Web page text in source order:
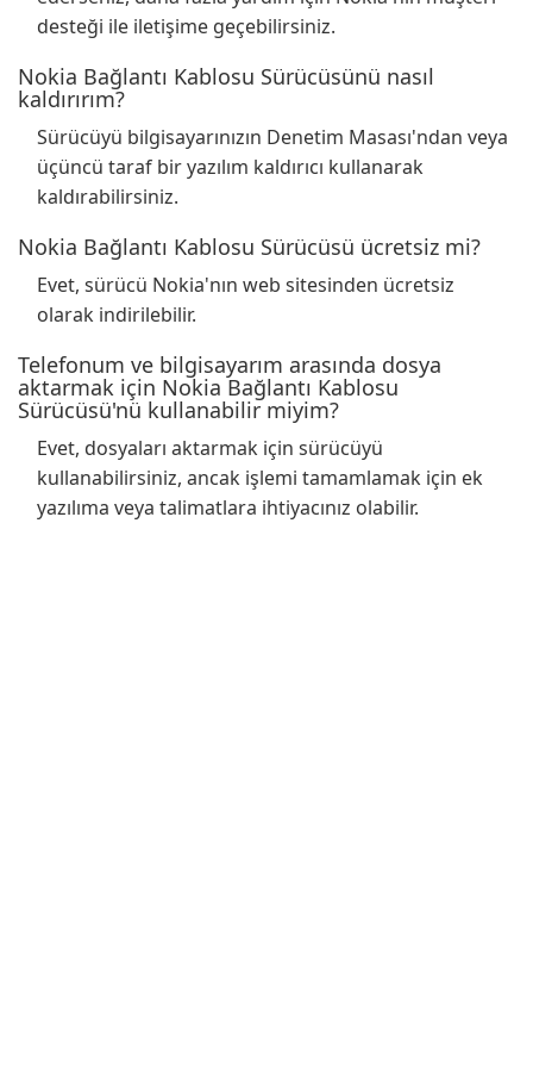
desteği ile iletişime geçebilirsiniz.
Nokia Bağlantı Kablosu Sürücüsünü nasıl
kaldırırım?
Sürücüyü bilgisayarınızın Denetim Masası'ndan veya
üçüncü taraf bir yazılım kaldırıcı kullanarak
kaldırabilirsiniz.
Nokia Bağlantı Kablosu Sürücüsü ücretsiz mi?
Evet, sürücü Nokia'nın web sitesinden ücretsiz
olarak indirilebilir.
Telefonum ve bilgisayarım arasında dosya
aktarmak için Nokia Bağlantı Kablosu
Sürücüsü'nü kullanabilir miyim?
Evet, dosyaları aktarmak için sürücüyü
kullanabilirsiniz, ancak işlemi tamamlamak için ek
yazılıma veya talimatlara ihtiyacınız olabilir.